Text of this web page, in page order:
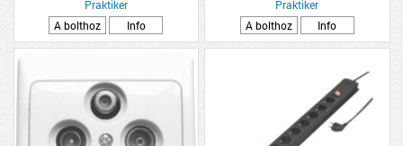
Praktiker
A bolthoz
Info
Praktiker
A bolthoz
Info